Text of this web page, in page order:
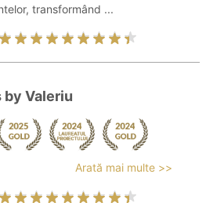
transformând ...
by Valeriu
Arată mai multe >>